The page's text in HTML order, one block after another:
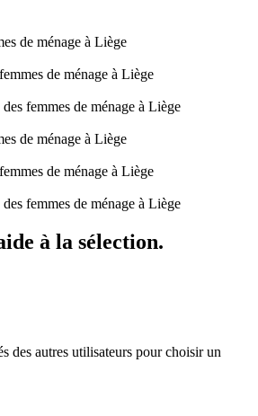
de ménage à Liège
de ménage à Liège
femmes de ménage à Liège
de ménage à Liège
de ménage à Liège
femmes de ménage à Liège
à la sélection.
des autres utilisateurs pour choisir un